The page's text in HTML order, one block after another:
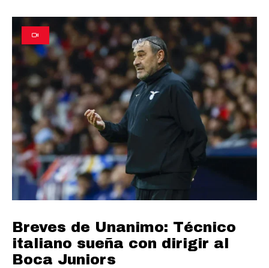
Breves de Unanimo: Técnico
italiano sueña con dirigir al
Boca Juniors